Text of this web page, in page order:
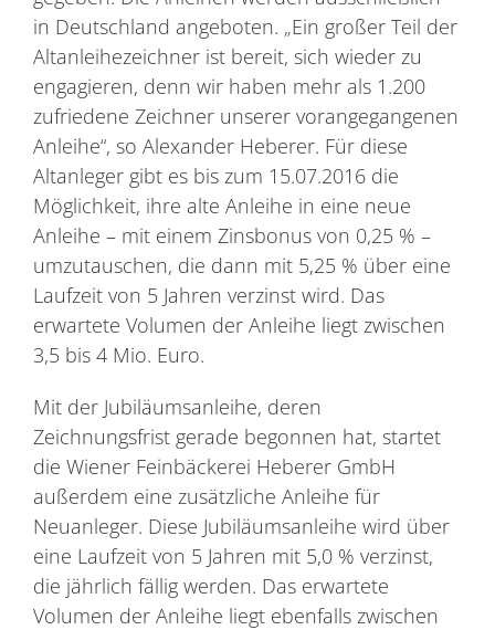
in Deutschland angeboten. „Ein großer Teil der
Altanleihezeichner ist bereit, sich wieder zu
engagieren, denn wir haben mehr als 1.200
zufriedene Zeichner unserer vorangegangenen
Anleihe“, so Alexander Heberer. Für diese
Altanleger gibt es bis zum 15.07.2016 die
Möglichkeit, ihre alte Anleihe in eine neue
Anleihe – mit einem Zinsbonus von 0,25 % –
umzutauschen, die dann mit 5,25 % über eine
Laufzeit von 5 Jahren verzinst wird. Das
erwartete Volumen der Anleihe liegt zwischen
3,5 bis 4 Mio. Euro.
Mit der Jubiläumsanleihe, deren
Zeichnungsfrist gerade begonnen hat, startet
die Wiener Feinbäckerei Heberer GmbH
außerdem eine zusätzliche Anleihe für
Neuanleger. Diese Jubiläumsanleihe wird über
eine Laufzeit von 5 Jahren mit 5,0 % verzinst,
die jährlich fällig werden. Das erwartete
Volumen der Anleihe liegt ebenfalls zwischen